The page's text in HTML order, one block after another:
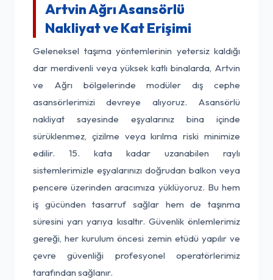
Artvin Ağrı Asansörlü
Nakliyat ve Kat Erişimi
Geleneksel taşıma yöntemlerinin yetersiz kaldığı
dar merdivenli veya yüksek katlı binalarda, Artvin
ve Ağrı bölgelerinde modüler dış cephe
asansörlerimizi devreye alıyoruz. Asansörlü
nakliyat sayesinde eşyalarınız bina içinde
sürüklenmez, çizilme veya kırılma riski minimize
edilir. 15. kata kadar uzanabilen raylı
sistemlerimizle eşyalarınızı doğrudan balkon veya
pencere üzerinden aracımıza yüklüyoruz. Bu hem
iş gücünden tasarruf sağlar hem de taşınma
süresini yarı yarıya kısaltır. Güvenlik önlemlerimiz
gereği, her kurulum öncesi zemin etüdü yapılır ve
çevre güvenliği profesyonel operatörlerimiz
tarafından sağlanır.